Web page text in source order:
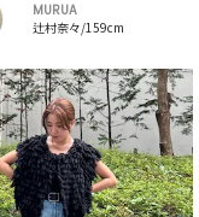
MURUA
辻村奈々/159cm